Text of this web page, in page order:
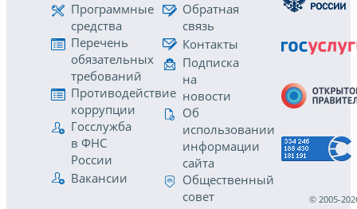
Программные
средства
Перечень
обязательных
требований
Противодействие
коррупции
Госслужба
в ФНС
России
Вакансии
Обратная
связь
Контакты
Подписка
на
новости
Об
использовании
информации
сайта
Общественный
совет
© 2005-